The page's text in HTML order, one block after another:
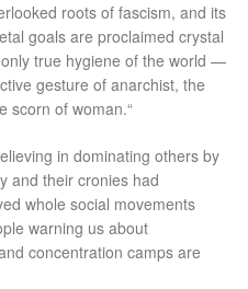
roots of fascism, and its
goals are proclaimed crystal
true hygiene of the world —
gesture of anarchist, the
scorn of woman.“
in dominating others by
and their cronies had
whole social movements
warning us about
concentration camps are